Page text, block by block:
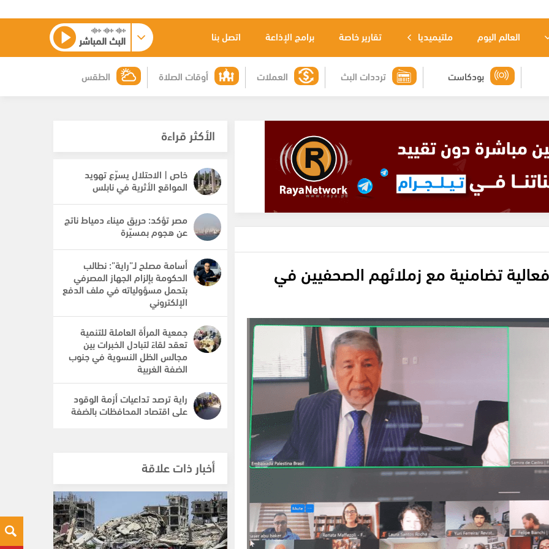
العالم اليوم ملتيميديا تقارير خاصة برامج الإذاعة اتصل بنا البث المباشر
الطقس أوقات الصلاة العملات ترددات البث بودكاست
تضامنية مع زملائهم الصحفيين في
الأكثر قراءة
خاص | الاحتلال يسرّع تهويد
المواقع الأثرية في نابلس
مصر تؤكد: حريق ميناء دمياط ناتج
عن هجوم بمسيّرة
أسامة مصلح لـ”راية”: نطالب
الحكومة بإلزام الجهاز المصرفي
بتحمل مسؤولياته في ملف الدفع
الإلكتروني
جمعية المرأة العاملة للتنمية
تعقد لقاءً لتبادل الخبرات بين
مجالس الظل النسوية في جنوب
الضفة الغربية
راية ترصد تداعيات أزمة الوقود
على اقتصاد المحافظات بالضفة
أخبار ذات علاقة